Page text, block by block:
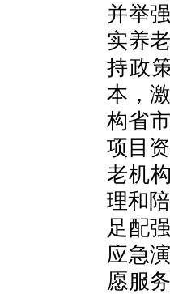
并举
实养
持政
本，
构省
项目
老机
理和
足配
应急
愿服